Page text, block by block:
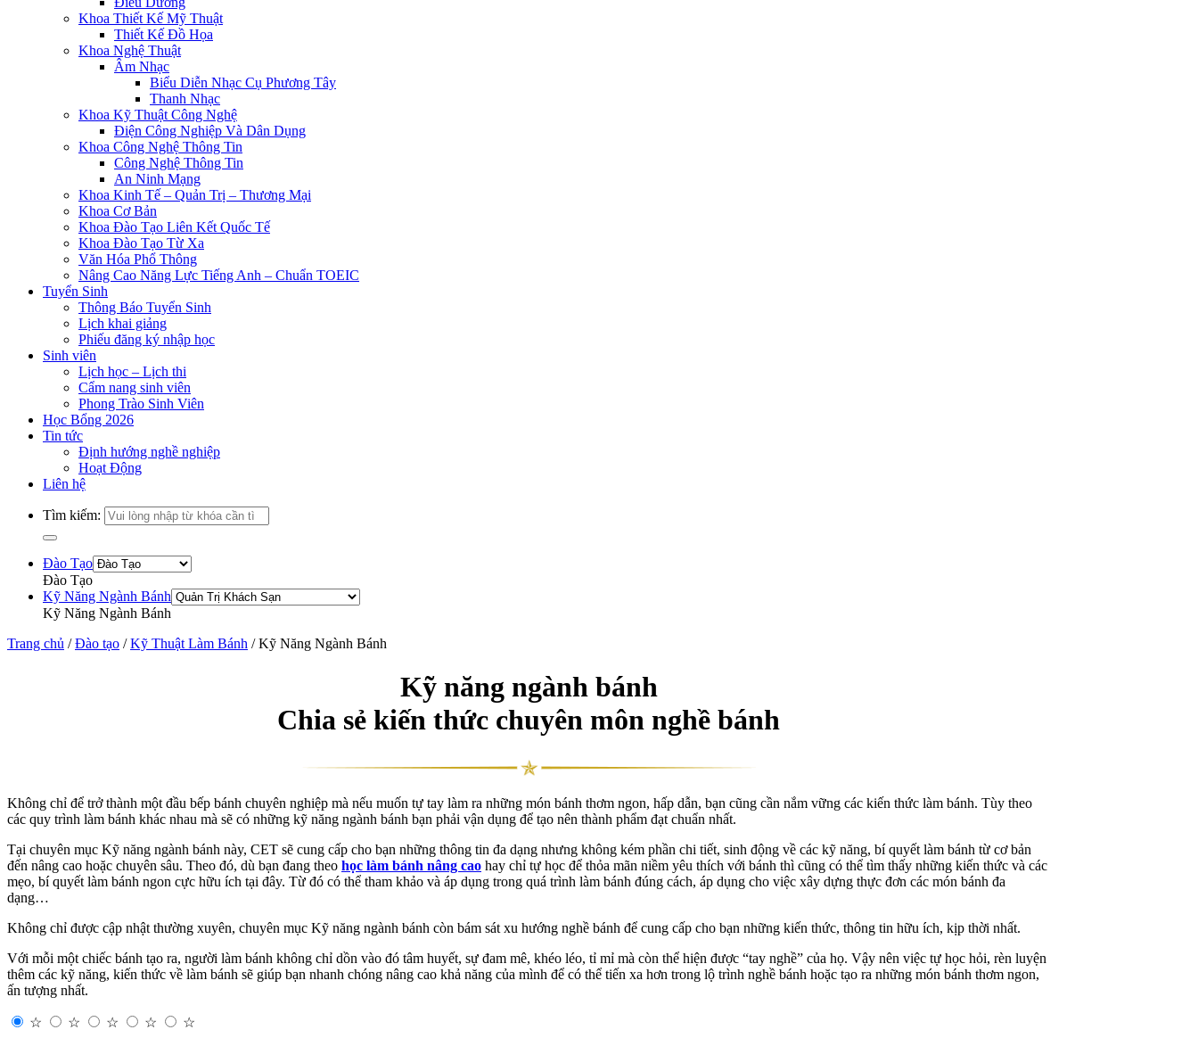
Khoa Thiết Kế Mỹ Thuật
Thiết Kế Đồ Họa
Khoa Nghệ Thuật
Âm Nhạc
Biểu Diễn Nhạc Cụ Phương Tây
Thanh Nhạc
Khoa Kỹ Thuật Công Nghệ
Điện Công Nghiệp Và Dân Dụng
Khoa Công Nghệ Thông Tin
Công Nghệ Thông Tin
An Ninh Mạng
Khoa Kinh Tế – Quản Trị – Thương Mại
Khoa Cơ Bản
Khoa Đào Tạo Liên Kết Quốc Tế
Khoa Đào Tạo Từ Xa
Văn Hóa Phổ Thông
Nâng Cao Năng Lực Tiếng Anh – Chuẩn TOEIC
Tuyển Sinh
Thông Báo Tuyển Sinh
Lịch khai giảng
Phiếu đăng ký nhập học
Sinh viên
Lịch học – Lịch thi
Cẩm nang sinh viên
Phong Trào Sinh Viên
Học Bổng 2026
Tin tức
Định hướng nghề nghiệp
Hoạt Động
Liên hệ
Tìm kiếm:
Đào Tạo
Đào Tạo
Kỹ Năng Ngành Bánh
Kỹ Năng Ngành Bánh
Trang chủ / Đào tạo / Kỹ Thuật Làm Bánh / Kỹ Năng Ngành Bánh
Kỹ năng ngành bánh
Chia sẻ kiến thức chuyên môn nghề bánh
Không chỉ để trở thành một đầu bếp bánh chuyên nghiệp mà nếu muốn tự tay làm ra những món bánh thơm ngon, hấp dẫn, bạn cũng cần nắm vững các kiến thức làm bánh. Tùy theo
các quy trình làm bánh khác nhau mà sẽ có những kỹ năng ngành bánh bạn phải vận dụng để tạo nên thành phẩm đạt chuẩn nhất.
Tại chuyên mục Kỹ năng ngành bánh này, CET sẽ cung cấp cho bạn những thông tin đa dạng nhưng không kém phần chi tiết, sinh động về các kỹ năng, bí quyết làm bánh từ cơ bản
đến nâng cao hoặc chuyên sâu. Theo đó, dù bạn đang theo học làm bánh nâng cao hay chỉ tự học để thỏa mãn niềm yêu thích với bánh thì cũng có thể tìm thấy những kiến thức và các
mẹo, bí quyết làm bánh ngon cực hữu ích tại đây. Từ đó có thể tham khảo và áp dụng trong quá trình làm bánh đúng cách, áp dụng cho việc xây dựng thực đơn các món bánh đa
dạng…
Không chỉ được cập nhật thường xuyên, chuyên mục Kỹ năng ngành bánh còn bám sát xu hướng nghề bánh để cung cấp cho bạn những kiến thức, thông tin hữu ích, kịp thời nhất.
Với mỗi một chiếc bánh tạo ra, người làm bánh không chỉ dồn vào đó tâm huyết, sự đam mê, khéo léo, tỉ mỉ mà còn thể hiện được “tay nghề” của họ. Vậy nên việc tự học hỏi, rèn luyện
thêm các kỹ năng, kiến thức về làm bánh sẽ giúp bạn nhanh chóng nâng cao khả năng của mình để có thể tiến xa hơn trong lộ trình nghề bánh hoặc tạo ra những món bánh thơm ngon,
ấn tượng nhất.
☆ ☆ ☆ ☆
☆